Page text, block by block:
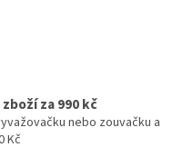
za 990 kč
nebo zouvačku a
Kč